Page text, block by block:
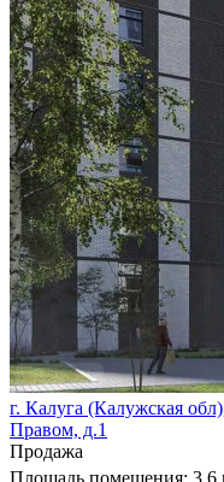
г. Калуга (Калужская
Правом, д.1
Продажа
Площадь помещения: 3.6